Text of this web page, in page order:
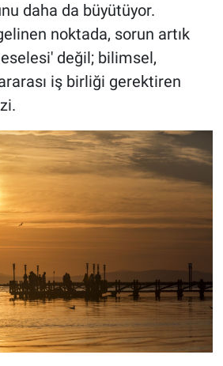
daha da büyütüyor.
noktada, sorun artık
değil; bilimsel,
iş birliği gerektiren